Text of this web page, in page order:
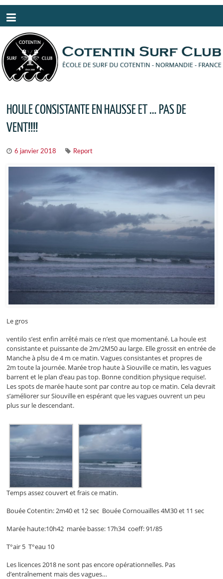
HOULE CONSISTANTE EN HAUSSE ET … PAS DE
VENT!!!!
6 janvier 2018 Report
Le gros
ventilo s’est enfin arrêté mais ce n’est que momentané. La houle est
consistante et puissante de 2m/2M50 au large. Elle grossit en entrée de
Manche à plsu de 4 m ce matin. Vagues consistantes et propres de
2m toute la journée. Marée trop haute à Siouville ce matin, les vagues
barrent et le plan d’eau pas top. Bonne condition physique requise!.
Les spots de marée haute sont par contre au top ce matin. Cela devrait
s’améliorer sur Siouville en espérant que les vagues ouvrent un peu
plus sur le descendant.
Temps assez couvert et frais ce matin.
Bouée Cotentin: 2m40 et 12 sec Bouée Cornouailles 4M30 et 11 sec
Marée haute:10h42 marée basse: 17h34 coeff: 91/85
T°air 5 T°eau 10
Les licences 2018 ne sont pas encore opérationnelles. Pas
d’entraînement mais des vagues…
Panneau de gestion des cookies